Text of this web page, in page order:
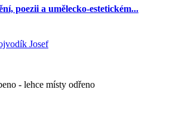
poezii a umělecko-estetickém...
Josef
- lehce místy odřeno